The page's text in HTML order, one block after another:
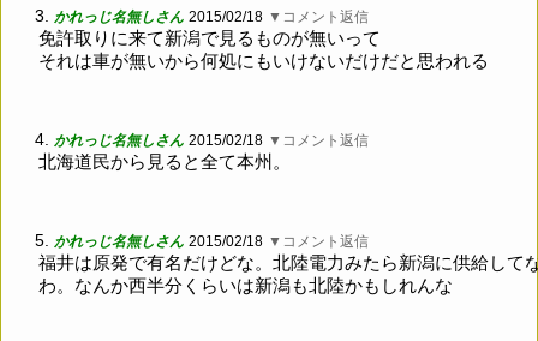
3. かれっじ名無しさん 2015/02/18 ▼コメント返信
免許取りに来て新潟で見るものが無いって
それは車が無いから何処にもいけないだけだと思われる
4. かれっじ名無しさん 2015/02/18 ▼コメント返信
北海道民から見ると全て本州。
5. かれっじ名無しさん 2015/02/18 ▼コメント返信
福井は原発で有名だけどな。北陸電力みたら新潟に供給して
わ。なんか西半分くらいは新潟も北陸かもしれんな